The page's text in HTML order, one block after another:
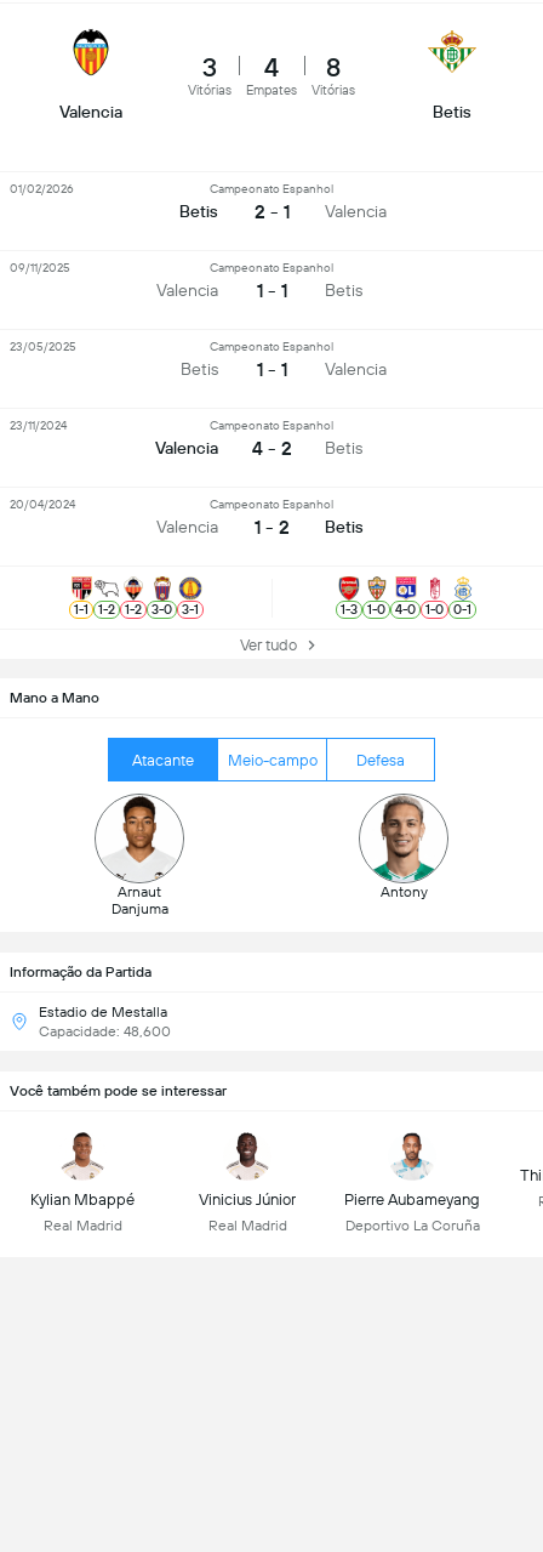
Mano a Mano
Atacante Meio-campo Defesa
Arnaut
Danjuma
Antony
Informação da Partida
Estadio de Mestalla
Capacidade: 48,600
Valencia
3
Vitórias
4
Empates
8
Vitórias
Betis
Betis
Campeonato Espanhol
2 - 1 Valencia
01/02/2026
Valencia
Campeonato Espanhol
1 - 1 Betis
09/11/2025
Betis
Campeonato Espanhol
1 - 1 Valencia
23/05/2025
Valencia
Campeonato Espanhol
4 - 2 Betis
23/11/2024
Valencia
Campeonato Espanhol
1 - 2 Betis
20/04/2024
1-1 1-2 1-2 3-0 3-1 1-3 1-0 4-0 1-0 0-1
Ver tudo
Você também pode se interessar
Kylian Mbappé
Real Madrid
Vinicius Júnior
Real Madrid
Pierre Aubameyang
Deportivo La Coruña